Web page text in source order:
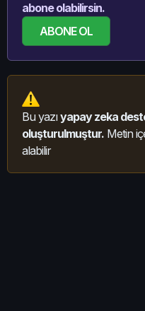
abone olabilirsin.
ABONE OL
Bu yazıyapay zeka
oluşturulmuştur. Metin
alabilir